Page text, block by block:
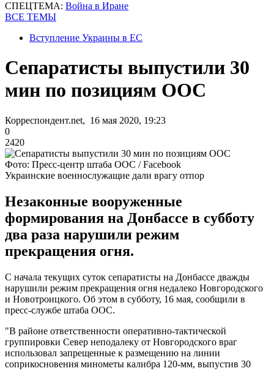
СПЕЦТЕМА: Война в Иране
ВСЕ ТЕМЫ
Вступление Украины в ЕС
Сепаратисты выпустили 30
мин по позициям ООС
Корреспондент.net, 16 мая 2020, 19:23
0
2420
Фото: Пресс-центр штаба ООС / Facebook
Украинские военнослужащие дали врагу отпор
Незаконные вооруженные
формирования на Донбассе в субботу
два раза нарушили режим
прекращения огня.
С начала текущих суток сепаратисты на Донбассе дважды
нарушили режим прекращения огня недалеко Новгородского
и Новотроицкого. Об этом в субботу, 16 мая, сообщили в
пресс-службе штаба ООС.
"В районе ответственности оперативно-тактической
группировки Север неподалеку от Новгородского враг
использовал запрещенные к размещению на линии
соприкосновения минометы калибра 120-мм, выпустив 30